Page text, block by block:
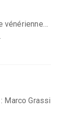
Marco Grassi